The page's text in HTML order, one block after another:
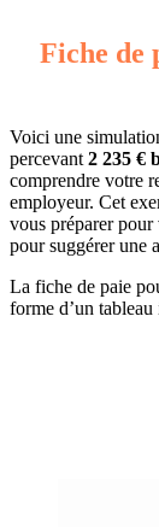
Fiche de
Voici une
percevant 2 235 €
comprendre votre
employeur. Cet
vous préparer pour
pour suggérer une
La fiche de paie
forme d’un